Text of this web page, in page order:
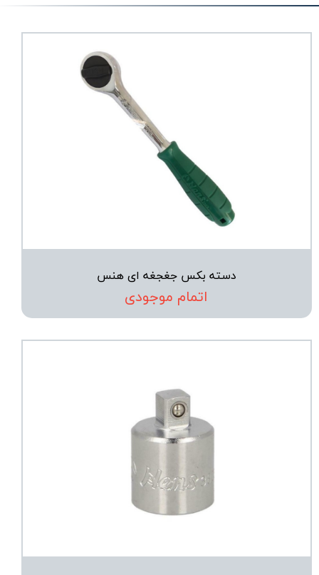
دسته بکس جغجغه ای هنس
اتمام موجودی